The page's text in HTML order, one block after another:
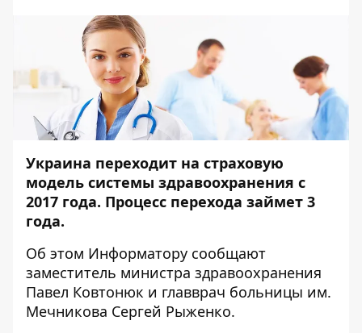
Украина переходит на страховую
модель системы здравоохранения с
2017 года. Процесс перехода займет 3
года.
Об этом Информатору сообщают
заместитель министра здравоохранения
Павел Ковтонюк и главврач больницы им.
Мечникова Сергей Рыженко.